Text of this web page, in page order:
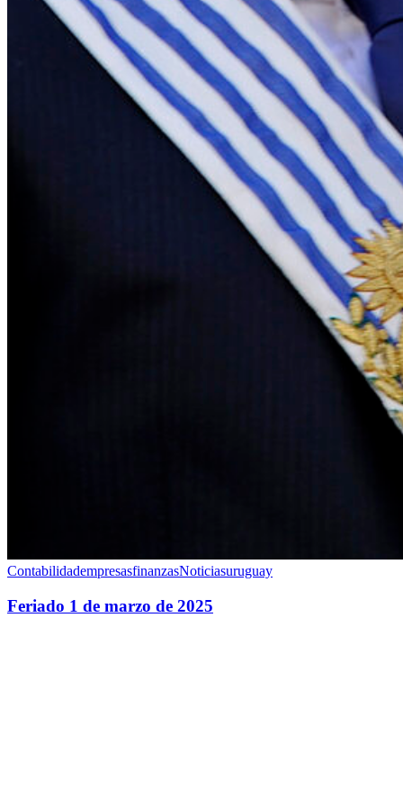
ContabilidadempresasfinanzasNoticiasuruguay
Feriado 1 de marzo de 2025